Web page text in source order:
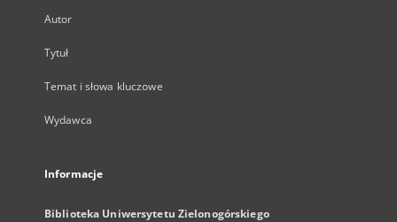
Autor
Tytuł
Temat i słowa kluczowe
Wydawca
Informacje
Biblioteka Uniwersytetu Zielonogórskiego